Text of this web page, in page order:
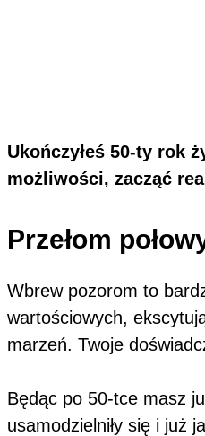
Ukończyłeś 50-ty rok
możliwości, zacząć
Przełom
Wbrew pozorom to
wartościowych,
marzeń. Twoje
Będąc po 50-tce masz
usamodzielniły się i już